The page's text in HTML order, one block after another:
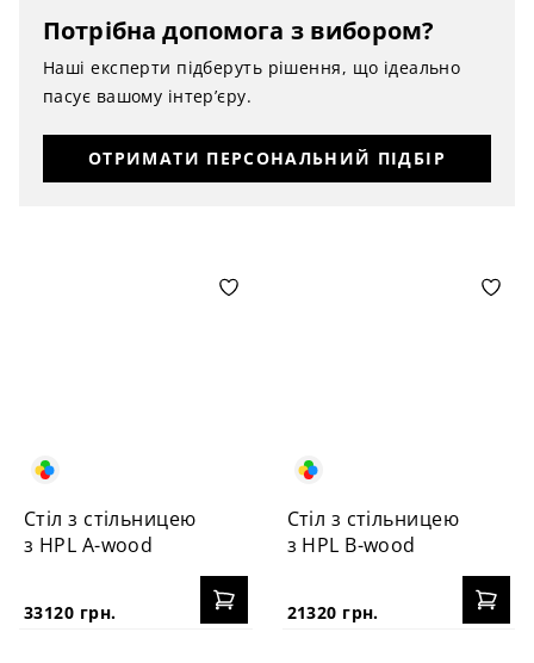
Потрібна допомога з вибором?
Наші експерти підберуть рішення, що ідеально
пасує вашому інтер’єру.
ОТРИМАТИ ПЕРСОНАЛЬНИЙ ПІДБІР
Стіл з стільницею
з HPL A-wood
33120 грн.
Стіл з стільницею
з HPL B-wood
21320 грн.